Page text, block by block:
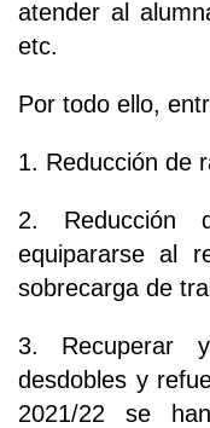
atender al
etc.
Por todo ello,
1. Reducción de
2. Reducción
equipararse al
sobrecarga de
3. Recuperar
desdobles y
2021/22 se